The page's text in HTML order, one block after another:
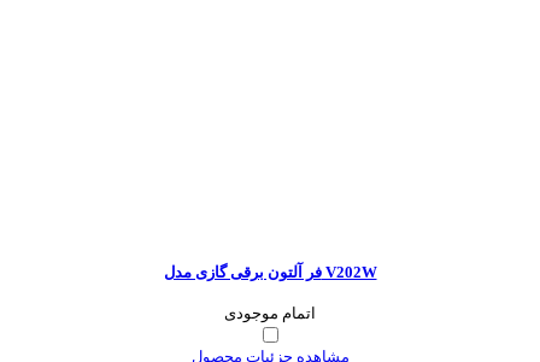
فر آلتون برقی گازی مدل V202W
اتمام موجودی
مشاهده جزئیات محصول